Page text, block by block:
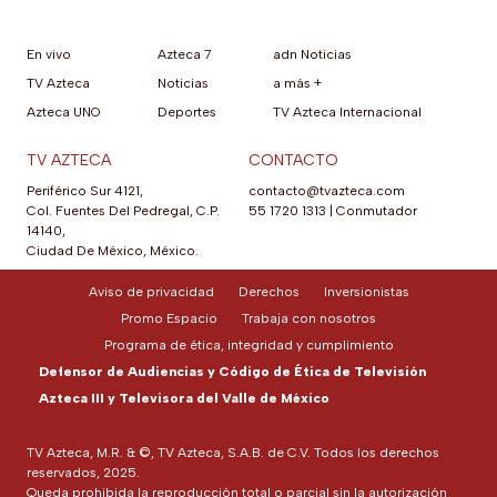
En vivo
TV Azteca
Azteca UNO
Azteca 7
Noticias
Deportes
adn Noticias
a más +
TV Azteca Internacional
TV AZTECA
Periférico Sur 4121,
Col. Fuentes Del Pedregal, C.P.
14140,
Ciudad De México, México.
CONTACTO
contacto@tvazteca.com
55 1720 1313
Conmutador
TV Azteca, M.R. & ©, TV Azteca, S.A.B. de C.V. Todos los derechos
reservados, 2025.
Queda prohibida la reproducción total o parcial sin la autorización
Aviso de privacidad Derechos
Inversionistas
Promo Espacio
Trabaja con nosotros
Programa de ética, integridad y cumplimiento
Defensor de Audiencias y Código de Ética de Televisión
Azteca III y Televisora del Valle de México